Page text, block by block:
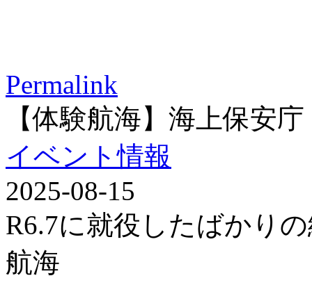
Permalink
【体験航海】海上保安
イベント情報
2025-08-15
R6.7に就役したばかり
航海